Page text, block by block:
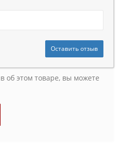
Оставить отзыв
об этом товаре, вы можете